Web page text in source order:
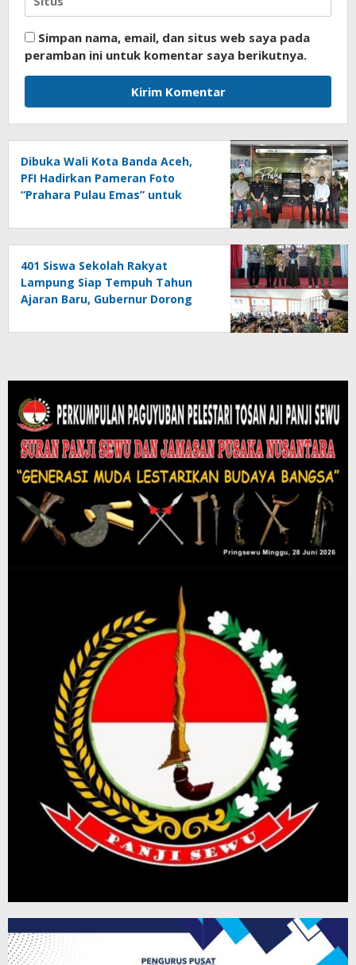
Simpan nama, email, dan situs web saya pada
peramban ini untuk komentar saya berikutnya.
Dibuka Wali Kota Banda Aceh,
PFI Hadirkan Pameran Foto
“Prahara Pulau Emas” untuk
401 Siswa Sekolah Rakyat
Lampung Siap Tempuh Tahun
Ajaran Baru, Gubernur Dorong